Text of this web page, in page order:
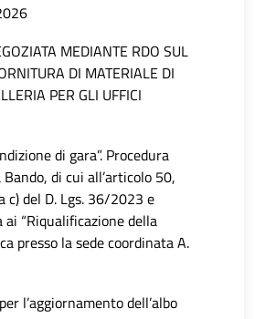
MEDIANTE RDO SUL
DI MATERIALE DI
PER GLI UFFICI
di gara”. Procedura
di cui all’articolo 50,
c) del D. Lgs. 36/2023 e
“Riqualificazione della
presso la sede coordinata A.
l’aggiornamento dell’albo